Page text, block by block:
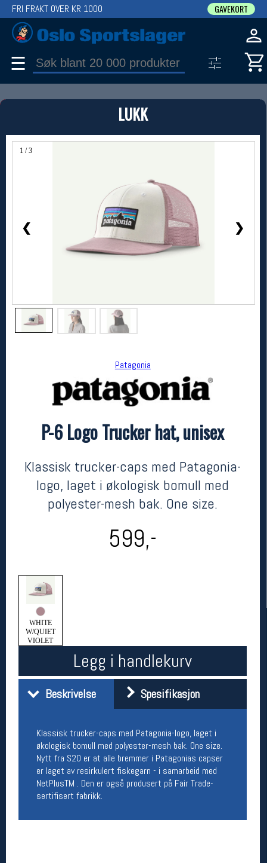
LUKK
1 / 3
❮ ❯
Patagonia
P-6 Logo Trucker hat, unisex
Klassisk trucker-caps med Patagonia-
logo, laget i økologisk bomull med
polyester-mesh bak. One size.
599,-
WHITE
W/QUIET
VIOLET
Legg i handlekurv
Beskrivelse Spesifikasjon
Klassisk trucker-caps med Patagonia-logo, laget i
økologisk bomull med polyester-mesh bak. One size.
Nytt fra S20 er at alle bremmer i Patagonias capser
er laget av resirkulert fiskegarn - i samarbeid med
NetPlusTM . Den er også produsert på Fair Trade-
sertifisert fabrikk.
FRI FRAKT OVER KR 1000 GAVEKORT
☰
PRODUKT
Produkter (1)
Bruk filter til å spisse søket
Patagonia
P-6 Logo Trucker hat, unisex
kr 599
Her finner du oss
Oslo Sportslager
Telefon: 23 32 62 00
(telefontid man-fredag klokken 10-13)
Vis i kart
Om oss
Kontakt oss
Åpningstider butikk